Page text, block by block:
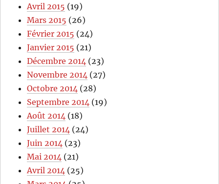
Avril 2015 (19)
Mars 2015 (26)
Février 2015 (24)
Janvier 2015 (21)
Décembre 2014 (23)
Novembre 2014 (27)
Octobre 2014 (28)
Septembre 2014 (19)
Août 2014 (18)
Juillet 2014 (24)
Juin 2014 (23)
Mai 2014 (21)
Avril 2014 (25)